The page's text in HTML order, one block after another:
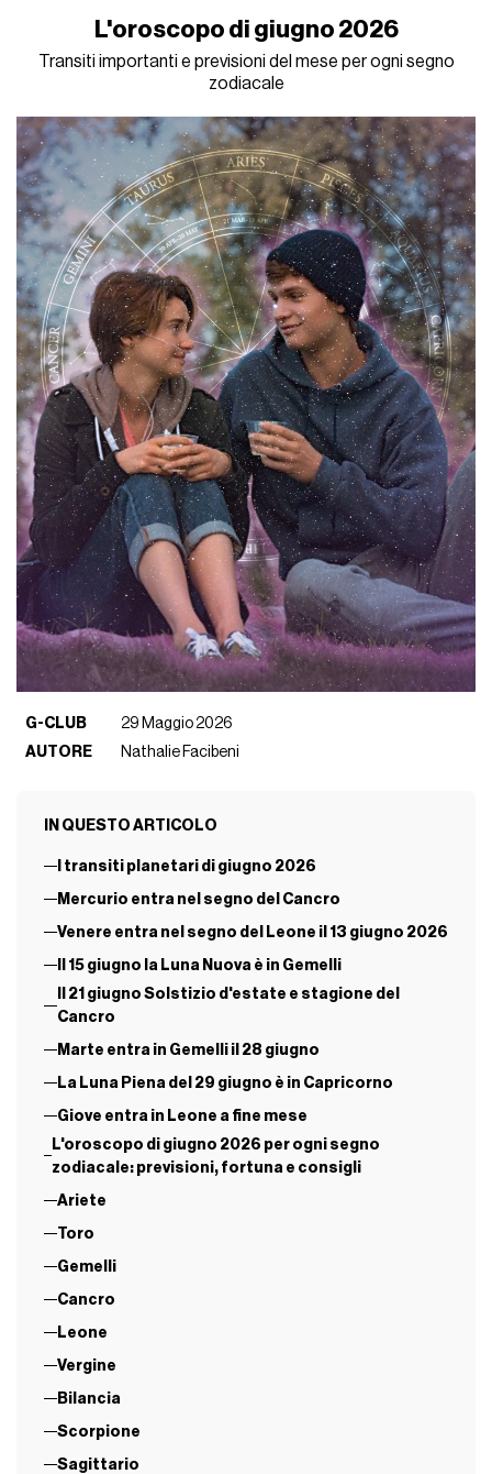
L'oroscopo di giugno 2026
Transiti importanti e previsioni del mese per ogni segno
zodiacale
G-CLUB
29 Maggio 2026
AUTORE
Nathalie Facibeni
IN QUESTO ARTICOLO
I transiti planetari di giugno 2026
Mercurio entra nel segno del Cancro
Venere entra nel segno del Leone il 13 giugno 2026
Il 15 giugno la Luna Nuova è in Gemelli
Il 21 giugno Solstizio d'estate e stagione del
Cancro
Marte entra in Gemelli il 28 giugno
La Luna Piena del 29 giugno è in Capricorno
Giove entra in Leone a fine mese
L'oroscopo di giugno 2026 per ogni segno
zodiacale: previsioni, fortuna e consigli
Ariete
Toro
Gemelli
Cancro
Leone
Vergine
Bilancia
Scorpione
Sagittario